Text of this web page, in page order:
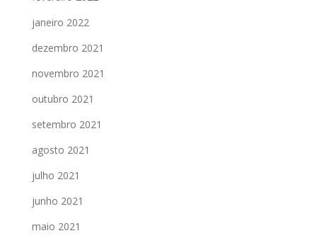
janeiro 2022
dezembro 2021
novembro 2021
outubro 2021
setembro 2021
agosto 2021
julho 2021
junho 2021
maio 2021